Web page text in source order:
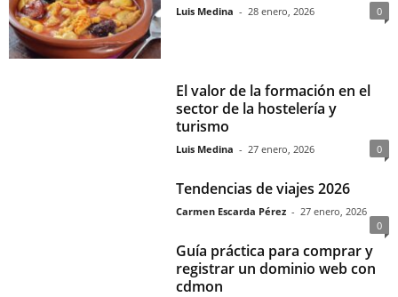
Luis Medina - 28 enero, 2026 0
El valor de la formación en el
sector de la hostelería y
turismo
Luis Medina - 27 enero, 2026 0
Tendencias de viajes 2026
Carmen Escarda Pérez - 27 enero, 2026
0
Guía práctica para comprar y
registrar un dominio web con
cdmon